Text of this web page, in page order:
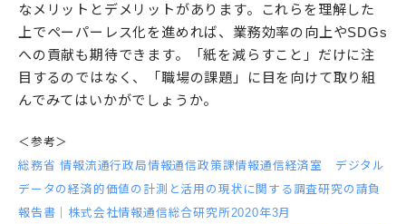
なメリットとデメリットがあります。これらを理解した
上でペーパーレス化を進めれば、業務効率の向上やSDGs
への貢献も期待できます。「紙を減らすこと」だけに注
目するのではなく、「職場の課題」に目を向けて取り組
んでみてはいかがでしょうか。
＜参考＞
総務省 情報流通行政局情報通信政策課情報通信経済室 デジタル
データの経済的価値の計測と活用の現状に関する調査研究の請負
報告書｜株式会社情報通信総合研究所2020年3月